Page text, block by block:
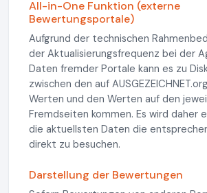
All-in-One Funktion (externe
Bewertungsportale)
Aufgrund der technischen
der Aktualisierungsfrequenz bei der
Daten fremder Portale kann es zu
zwischen den auf
Werten und den Werten auf den
Fremdseiten kommen. Es wird daher
die aktuellsten Daten die
direkt zu besuchen.
Darstellung der Bewertungen